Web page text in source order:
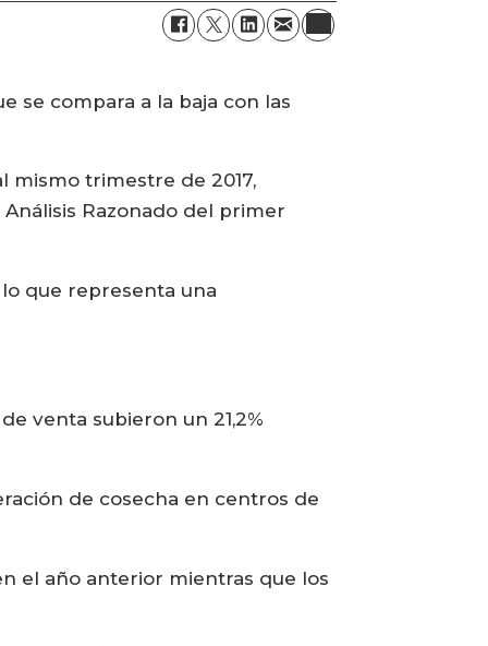
se compara a la baja con las
mismo trimestre de 2017,
Análisis Razonado del primer
que representa una
venta subieron un 21,2%
de cosecha en centros de
el año anterior mientras que los